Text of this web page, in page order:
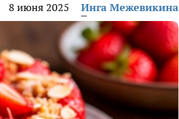
8 июня 2025 Инга Межевикина